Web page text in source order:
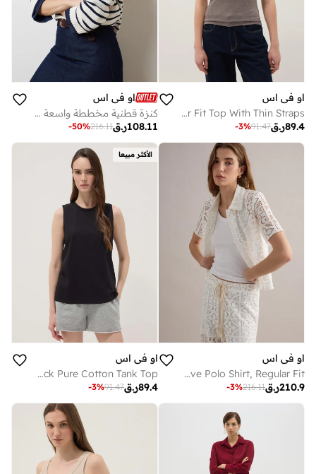
او في اس
OVS Grey Sparkly Regular Fit Top With Thin Straps
ر.ق89.4
91.47
-3%
او في اس
كنزة قطنية مخططة واسعة من
ر.ق108.11
216.11
-50%
او في اس
OVS White Perforated Short-Sleeve Polo Shirt, Regular Fit
ر.ق210.9
216.11
-3%
الأكثر مبيعا
او في اس
OVS Black Pure Cotton Tank Top
ر.ق89.4
91.47
-3%